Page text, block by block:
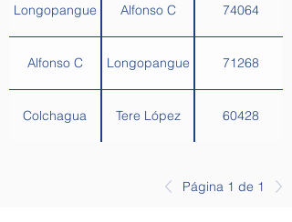
Longopangue Alfonso C 74064
Alfonso C Longopangue 71268
Colchagua Tere López 60428
Página 1 de 1